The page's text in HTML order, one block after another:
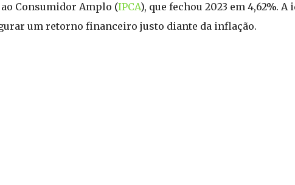
Consumidor Amplo (IPCA), que fechou 2023 em 4,62%.
um retorno financeiro justo diante da inflação.